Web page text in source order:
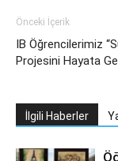
Önceki İçerik
IB Öğrencilerimiz
Projesini Hayata
İlgili Haberler